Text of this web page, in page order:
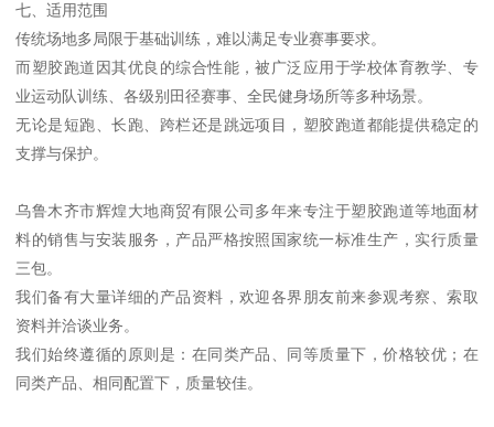
七、适用范围
传统场地多局限于基础训练，难以满足专业赛事要求。
而塑胶跑道因其优良的综合性能，被广泛应用于学校体育教学、专
业运动队训练、各级别田径赛事、全民健身场所等多种场景。
无论是短跑、长跑、跨栏还是跳远项目，塑胶跑道都能提供稳定的
支撑与保护。
乌鲁木齐市辉煌大地商贸有限公司多年来专注于塑胶跑道等地面材
料的销售与安装服务，产品严格按照国家统一标准生产，实行质量
三包。
我们备有大量详细的产品资料，欢迎各界朋友前来参观考察、索取
资料并洽谈业务。
我们始终遵循的原则是：在同类产品、同等质量下，价格较优；在
同类产品、相同配置下，质量较佳。